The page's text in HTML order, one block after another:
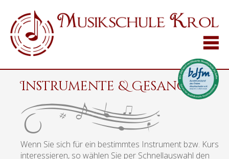
Instrumente & Gesang
Wenn Sie sich für ein bestimmtes Instrument bzw. Kurs
interessieren, so wählen Sie per Schnellauswahl den